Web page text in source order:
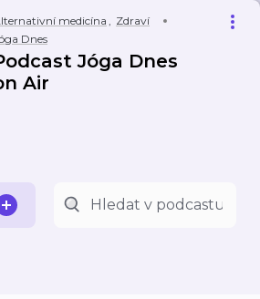
medicína, Zdraví
Dnes
Jóga Dnes
Air